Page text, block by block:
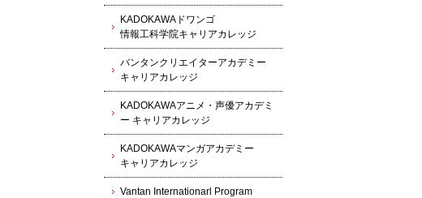
KADOKAWAドワンゴ
情報工科学院キャリアカレッジ
バンタンクリエイターアカデミー
キャリアカレッジ
KADOKAWAアニメ・声優アカデミ
ー キャリアカレッジ
KADOKAWAマンガアカデミー
キャリアカレッジ
Vantan Internationarl Program